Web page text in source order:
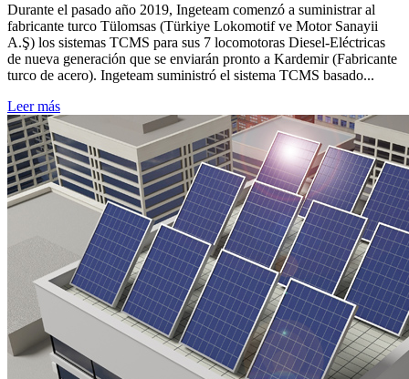
Durante el pasado año 2019, Ingeteam comenzó a suministrar al
fabricante turco Tülomsas (Türkiye Lokomotif ve Motor Sanayii
A.Ş) los sistemas TCMS para sus 7 locomotoras Diesel-Eléctricas
de nueva generación que se enviarán pronto a Kardemir (Fabricante
turco de acero). Ingeteam suministró el sistema TCMS basado...
Leer más